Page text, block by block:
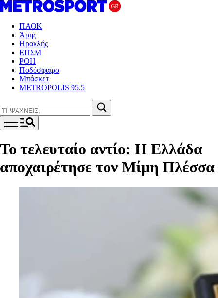
ΠΑΟΚ
Άρης
Ηρακλής
ΕΠΣΜ
ΡΟΗ
Ποδόσφαιρο
Μπάσκετ
METROPOLIS 95.5
Το τελευταίο αντίο: Η Ελλάδα
αποχαιρέτησε τον Μίμη Πλέσσα